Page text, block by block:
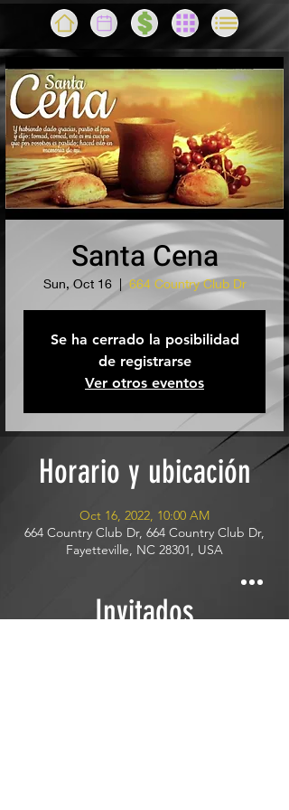
Santa Cena
Sun, Oct 16
  |
664 Country Club Dr
Se ha cerrado la posibilidad
de registrarse
Ver otros eventos
Horario y ubicación
Oct 16, 2022, 10:00 AM
664 Country Club Dr, 664 Country Club Dr,
Fayetteville, NC 28301, USA
Invitados